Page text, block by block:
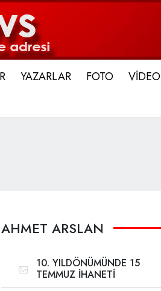
YAZARLAR FOTO VİDEO
AHMET ARSLAN
10. YILDÖNÜMÜNDE 15
TEMMUZ İHANETİ